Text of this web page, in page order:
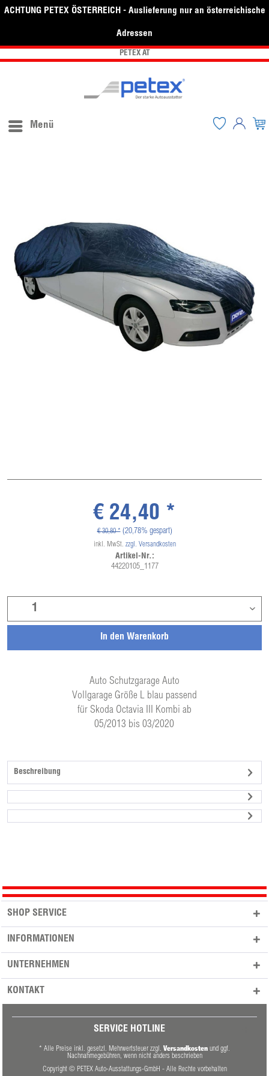
ACHTUNG PETEX ÖSTERREICH - Auslieferung nur an österreichische
Adressen
PETEX AT
Menü
Auto Schutzgarage Auto
Vollgarage Größe L blau passend
für Skoda Octavia III Kombi ab
05/2013 bis 03/2020
In den Warenkorb
€ 24,40 *
€ 30,80 * (20,78% gespart)
inkl. MwSt. zzgl. Versandkosten
Artikel-Nr.:
44220105_1177
Beschreibung
SHOP SERVICE
INFORMATIONEN
UNTERNEHMEN
KONTAKT
SERVICE HOTLINE
* Alle Preise inkl. gesetzl. Mehrwertsteuer zzgl. Versandkosten und ggf.
Nachnahmegebühren, wenn nicht anders beschrieben
Copyright © PETEX Auto-Ausstattungs-GmbH - Alle Rechte vorbehalten